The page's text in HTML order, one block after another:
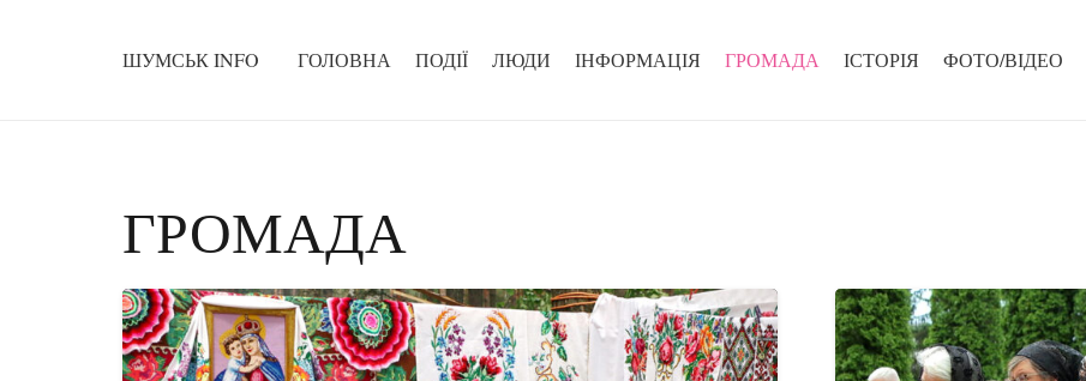
ШУМСЬК INFO ГОЛОВНА ПОДІЇ ЛЮДИ ІНФОРМАЦІЯ ГРОМАДА ІСТОРІЯ ФОТО/ВІДЕО
ГРОМАДА